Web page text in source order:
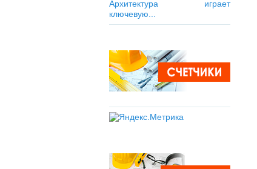
Архитектура играет
ключевую...